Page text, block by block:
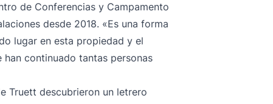
de Conferencias y Campamento
desde 2018. «Es una forma
lugar en esta propiedad y el
continuado tantas personas
Truett descubrieron un letrero